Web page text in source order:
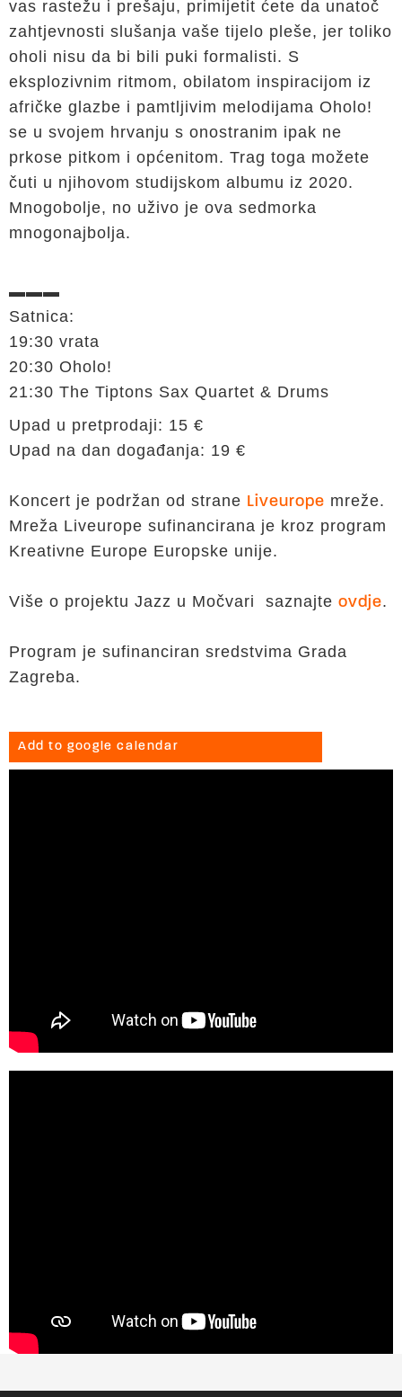
vas rastežu i prešaju, primijetit ćete da unatoč
zahtjevnosti slušanja vaše tijelo pleše, jer toliko
oholi nisu da bi bili puki formalisti. S
eksplozivnim ritmom, obilatom inspiracijom iz
afričke glazbe i pamtljivim melodijama Oholo!
se u svojem hrvanju s onostranim ipak ne
prkose pitkom i općenitom. Trag toga možete
čuti u njihovom studijskom albumu iz 2020.
Mnogobolje, no uživo je ova sedmorka
mnogonajbolja.
▬▬▬
Satnica:
19:30 vrata
20:30 Oholo!
21:30 The Tiptons Sax Quartet & Drums
Upad u pretprodaji: 15 €
Upad na dan događanja: 19 €
Koncert je podržan od strane Liveurope mreže.
Mreža Liveurope sufinancirana je kroz program
Kreativne Europe Europske unije.
Više o projektu Jazz u Močvari saznajte ovdje.
Program je sufinanciran sredstvima Grada
Zagreba.
Add to google calendar